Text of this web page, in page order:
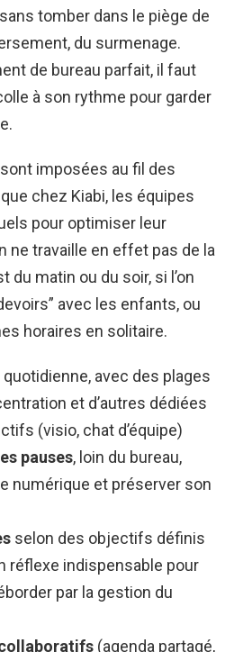
tomber dans le piège de
du surmenage.
de bureau parfait, il faut
à son rythme pour garder
imposées au fil des
chez Kiabi, les équipes
pour optimiser leur
ne travaille en effet pas de la
du matin ou du soir, si l’on
avec les enfants, ou
horaires en solitaire.
quotidienne, avec des plages
et d’autres dédiées
(visio, chat d’équipe)
pauses, loin du bureau,
numérique et préserver son
selon des objectifs définis
réflexe indispensable pour
par la gestion du
(agenda partagé,